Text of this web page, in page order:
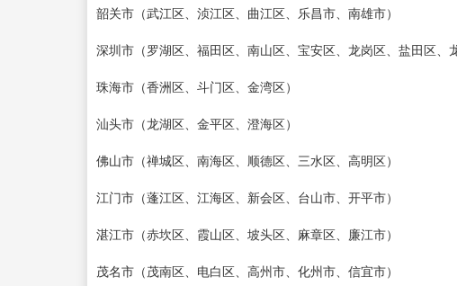
韶关市（武江区、浈江区、曲江区、乐昌市、南雄市）
深圳市（罗湖区、福田区、南山区、宝安区、龙岗区、盐田区、
珠海市（香洲区、斗门区、金湾区）
汕头市（龙湖区、金平区、澄海区）
佛山市（禅城区、南海区、顺德区、三水区、高明区）
江门市（蓬江区、江海区、新会区、台山市、开平市）
湛江市（赤坎区、霞山区、坡头区、麻章区、廉江市）
茂名市（茂南区、电白区、高州市、化州市、信宜市）